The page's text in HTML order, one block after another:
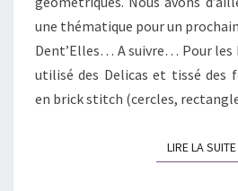
une thématique pour un
Dent’Elles… A suivre… Pour les
utilisé des Delicas et tissé des
en brick stitch (cercles,
LIRE LA SUITE